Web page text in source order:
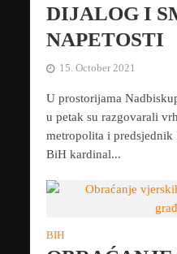
DIJALOG I
NAPETOSTI
15. October 2021
U prostorijama
u petak su razgovarali
metropolita i
BiH kardinal...
BIH